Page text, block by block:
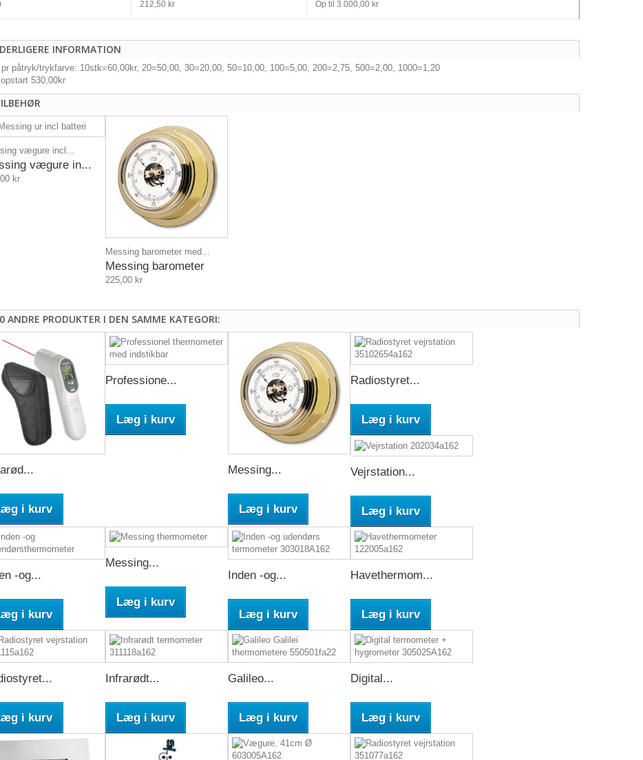
212,50 kr Op til 3 000,00 kr
INFORMATION
pr påtryk/trykfarve: 10stk=60,00kr, 20=50,00, 30=20,00, 50=10,00, 100=5,00, 200=2,75, 500=2,00, 1000=1,20
530,00kr
vægure incl...
vægure in...
kr
Messing barometer med...
Messing barometer
225,00 kr
ANDRE PRODUKTER I DEN SAMME KATEGORI:
i kurv
Professione...
Læg i kurv
Messing...
Læg i kurv
Radiostyret...
Læg i kurv
Vejrstation...
Læg i kurv
-og...
i kurv
Messing...
Læg i kurv
Inden -og...
Læg i kurv
Havethermom...
Læg i kurv
i kurv
Infrarødt...
Læg i kurv
Galileo...
Læg i kurv
Digital...
Læg i kurv